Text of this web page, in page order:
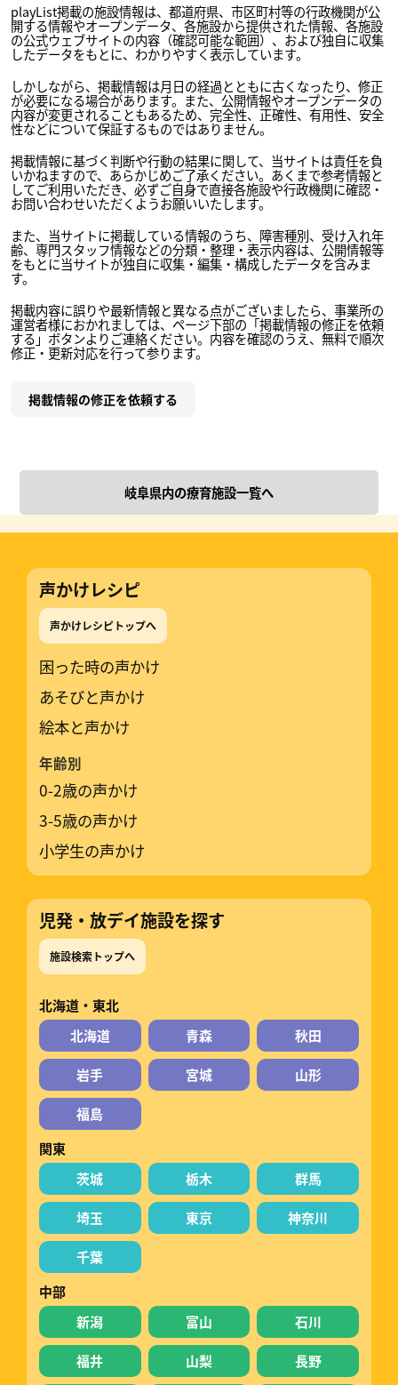
playList掲載の施設情報は、都道府県、市区町村等の行政機関が公
開する情報やオープンデータ、各施設から提供された情報、各施設
の公式ウェブサイトの内容（確認可能な範囲）、および独自に収集
したデータをもとに、わかりやすく表示しています。
しかしながら、掲載情報は月日の経過とともに古くなったり、修正
が必要になる場合があります。また、公開情報やオープンデータの
内容が変更されることもあるため、完全性、正確性、有用性、安全
性などについて保証するものではありません。
掲載情報に基づく判断や行動の結果に関して、当サイトは責任を負
いかねますので、あらかじめご了承ください。あくまで参考情報と
してご利用いただき、必ずご自身で直接各施設や行政機関に確認・
お問い合わせいただくようお願いいたします。
また、当サイトに掲載している情報のうち、障害種別、受け入れ年
齢、専門スタッフ情報などの分類・整理・表示内容は、公開情報等
をもとに当サイトが独自に収集・編集・構成したデータを含みま
す。
掲載内容に誤りや最新情報と異なる点がございましたら、事業所の
運営者様におかれましては、ページ下部の「掲載情報の修正を依頼
する」ボタンよりご連絡ください。内容を確認のうえ、無料で順次
修正・更新対応を行って参ります。
掲載情報の修正を依頼する
岐阜県内の療育施設一覧へ
声かけレシピ
声かけレシピトップへ
困った時の声かけ
あそびと声かけ
絵本と声かけ
年齢別
0-2歳の声かけ
3-5歳の声かけ
小学生の声かけ
児発・放デイ施設を探す
施設検索トップへ
北海道・東北
北海道
青森 秋田
岩手 宮城 山形
福島
関東
茨城
栃木 群馬
埼玉 東京 神奈川
千葉
中部
新潟
富山 石川
福井 山梨 長野